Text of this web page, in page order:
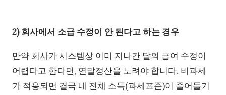
2) 회사에서 소급 수정이 안 된다고 하는 경우
만약 회사가 시스템상 이미 지나간 달의 급여 수정이
어렵다고 한다면, 연말정산을 노려야 합니다. 비과세
가 적용되면 결국 내 전체 소득(과세표준)이 줄어들기